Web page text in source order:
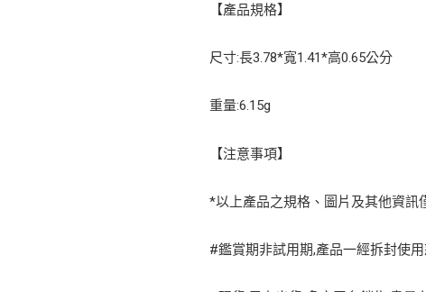
【產品規格】
尺寸:長3.78*寬1.41*高0.65公分
重量:6.15g
【注意事項】
*以上產品之規格、圖片及其他資訊
#鑑賞期非試用期,產品一經拆封使